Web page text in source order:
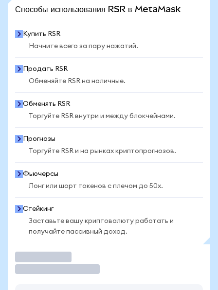
Способы использования RSR в MetaMask
Купить RSR
Начните всего за пару нажатий.
Продать RSR
Обменяйте RSR на наличные.
Обменять RSR
Торгуйте RSR внутри и между блокчейнами.
Прогнозы
Торгуйте RSR и на рынках криптопрогнозов.
Фьючерсы
Лонг или шорт токенов с плечом до 50x.
Стейкинг
Заставьте вашу криптовалюту работать и
получайте пассивный доход.